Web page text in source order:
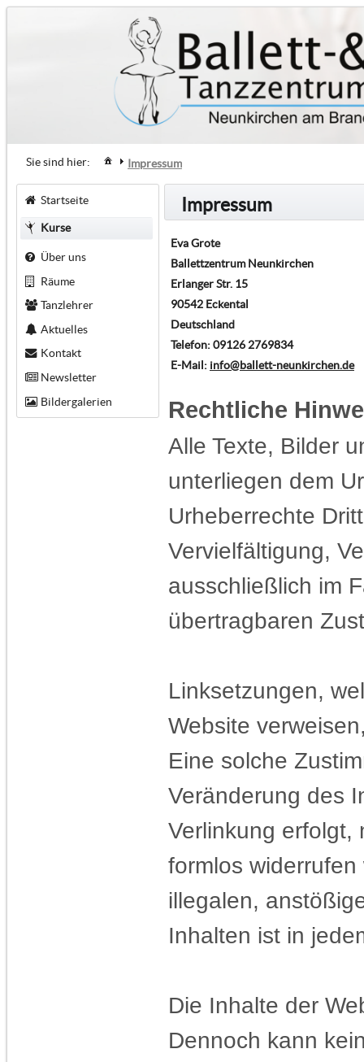
Sie sind hier: Impressum
Startseite
Kurse
Über uns
Räume
Tanzlehrer
Aktuelles
Kontakt
Newsletter
Bildergalerien
Impressum
Eva Grote
Ballettzentrum Neunkirchen
Erlanger Str. 15
90542 Eckental
Deutschland
Telefon: 09126 2769834
E-Mail: info@ballett-neunkirchen.de
Rechtliche
Alle Texte, Bilder
unterliegen dem
Urheberrechte
Vervielfältigung,
ausschließlich im
übertragbaren
Linksetzungen,
Website
Eine solche
Veränderung des
Verlinkung erfolgt,
formlos
illegalen,
Inhalten ist in
Die Inhalte der
Dennoch kann